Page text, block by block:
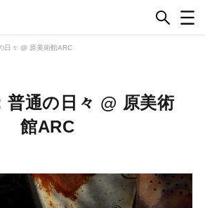
日々 @ 原美術館ARC
普通の日々 @ 原美術
館ARC